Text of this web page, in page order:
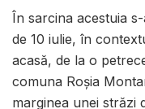
În sarcina acestuia
de 10 iulie, în
acasă, de la o
comuna Roşia
marginea unei străzi